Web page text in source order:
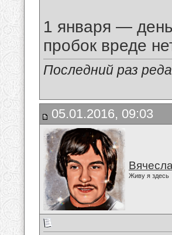
1 января —
пробок вреде
Последний раз
05.01.2016, 09:03
Живу я здесь